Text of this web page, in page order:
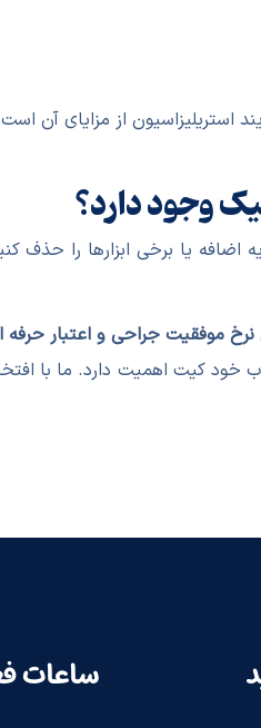
استریلیزاسیون از مزایای آن
وجود دارد؟
اضافه یا برخی ابزارها را
موفقیت جراحی و اعتبار حرفه
خود کیت اهمیت دارد. ما با
ساعات